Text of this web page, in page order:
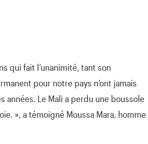
qui fait l’unanimité, tant son
pour notre pays n’ont jamais
Le Mali a perdu une boussole
», a témoigné Moussa Mara, homme